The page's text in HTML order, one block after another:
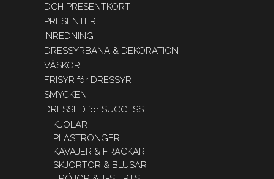
DCH PRESENTKORT
PRESENTER
INREDNING
DRESSYRBANA & DEKORATION
VÄSKOR
FRISYR för DRESSYR
SMYCKEN
DRESSED for SUCCESS
KJOLAR
PLASTRONGER
KAVAJER & FRACKAR
SKJORTOR & BLUSAR